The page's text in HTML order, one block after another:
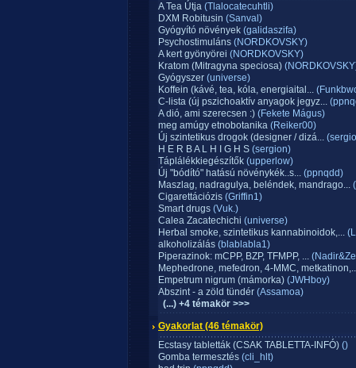
A Tea Útja (Tlalocatecuhtli)
DXM Robitusin (Sanval)
Gyógyító növények (galidaszifa)
Psychostimuláns (NORDKOVSKY)
A kert gyönyörei (NORDKOVSKY)
Kratom (Mitragyna speciosa)
Gyógyszer (universe)
Koffein (kávé, tea, kóla, energiaital...
C-lista (új pszichoaktív anyagok jegyz...
A dió, ami szerecsen :) (Fekete Mágus)
meg amúgy etnobotanika (Reiker00)
Új szintetikus drogok (designer / dizá...
H E R B A L H I G H S (sergion)
Táplálékkiegészítők (upperlow)
Új "bódító" hatású növénykék..s... (ppnqdd)
Maszlag, nadragulya, beléndek, mandrago...
Cigarettációzis (Griffin1)
Smart drugs (Vuk.)
Calea Zacatechichi (universe)
Herbal smoke, szintetikus kannabinoidok,...
alkoholizálás (blablabla1)
Piperazinok: mCPP, BZP, TFMPP, ...
Mephedrone, mefedron, 4-MMC,
Empetrum nigrum (mámorka) (JWHboy)
Abszint - a zöld tündér (Assamoa)
(...) +4 témakör >>>
Gyakorlat (46 témakör)
Ecstasy tabletták (CSAK TABLETTA-INFÓ) ()
Gomba termesztés (cli_hlt)